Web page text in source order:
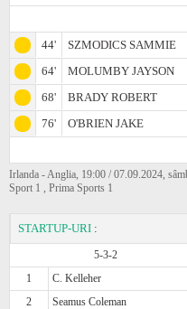
44'
SZMODICS SAMMIE
64'
MOLUMBY JAYSON
68'
BRADY ROBERT
76'
O'BRIEN JAKE
Irlanda - Anglia, 19:00 / 07.09.2024,
Sport 1 , Prima Sports 1
STARTUP-URI :
5-3-2
1
C. Kelleher
2
Seamus Coleman